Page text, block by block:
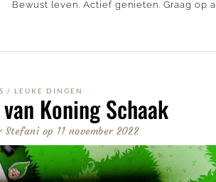
Bewust leven. Actief genieten. Graag op
/ LEUKE DINGEN
Koning Schaak
Stefani op 11 november 2022